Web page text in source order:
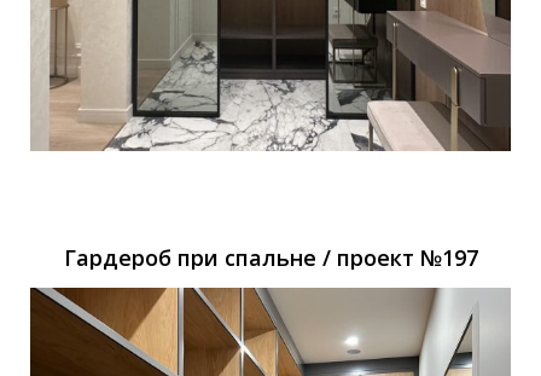
Гардероб при спальне / проект №197